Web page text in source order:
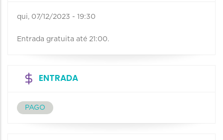
qui, 07/12/2023 - 19:30
Entrada gratuita até 21:00.
ENTRADA
PAGO